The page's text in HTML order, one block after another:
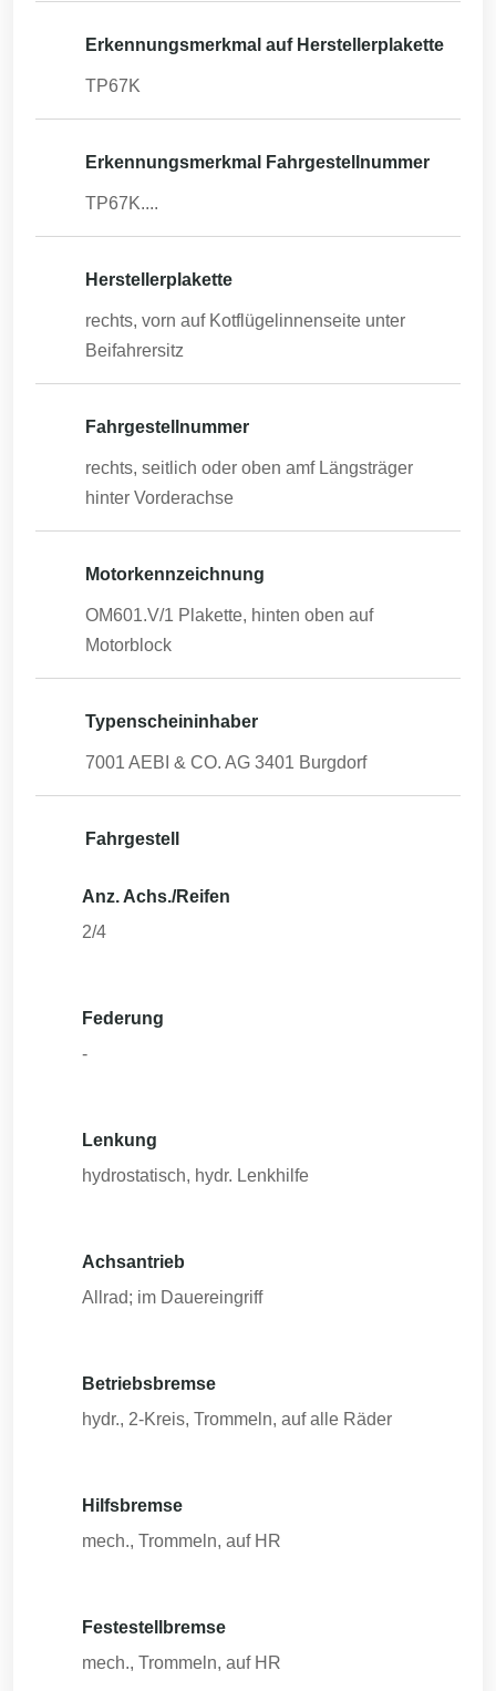
Erkennungsmerkmal auf Herstellerplakette
TP67K
Erkennungsmerkmal Fahrgestellnummer
TP67K....
Herstellerplakette
rechts, vorn auf Kotflügelinnenseite unter
Beifahrersitz
Fahrgestellnummer
rechts, seitlich oder oben amf Längsträger
hinter Vorderachse
Motorkennzeichnung
OM601.V/1 Plakette, hinten oben auf
Motorblock
Typenscheininhaber
7001 AEBI & CO. AG 3401 Burgdorf
Fahrgestell
Anz. Achs./Reifen
2/4
Federung
-
Lenkung
hydrostatisch, hydr. Lenkhilfe
Achsantrieb
Allrad; im Dauereingriff
Betriebsbremse
hydr., 2-Kreis, Trommeln, auf alle Räder
Hilfsbremse
mech., Trommeln, auf HR
Festestellbremse
mech., Trommeln, auf HR